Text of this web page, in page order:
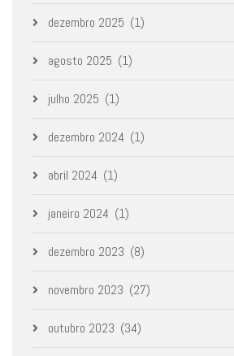
dezembro 2025 (1)
agosto 2025 (1)
julho 2025 (1)
dezembro 2024 (1)
abril 2024 (1)
janeiro 2024 (1)
dezembro 2023 (8)
novembro 2023 (27)
outubro 2023 (34)